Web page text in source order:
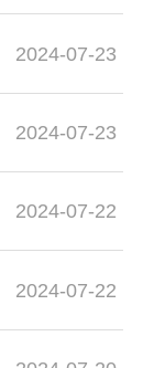
2024-07-23
2024-07-23
2024-07-22
2024-07-22